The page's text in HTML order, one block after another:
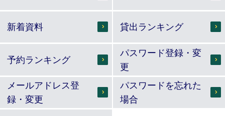
新着資料 貸出ランキング
予約ランキング
パスワード登録・変
更
メールアドレス登
録・変更
パスワードを忘れた
場合